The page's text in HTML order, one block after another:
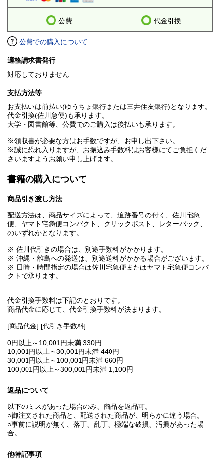
公費 代金引換
公費での購入について
適格請求書発行
対応しておりません
支払方法等
お支払いは前払い(ゆうちょ銀行または三井住友銀行)となります。
代金引換(佐川急便)も承ります。
大学・図書館等、公費でのご購入は後払いも承ります。
※領収書が必要な方はお手数ですが、お申し出下さい。
※誠に恐れ入りますが、お振込み手数料はお客様にてご負担くだ
さいますようお願い申し上げます。
書籍の購入について
商品引き渡し方法
配送方法は、商品サイズによって、追跡番号の付く、佐川宅急
便、ヤマト宅急便コンパクト、クリックポスト、レターパック、
のいずれかとなります。
※ 佐川代引きの場合は、別途手数料がかかります。
※ 沖縄・離島への発送は、別途送料がかかる場合がございます。
※ 日時・時間指定の場合は佐川宅急便またはヤマト宅急便コンパ
クトで承ります。
代金引換手数料は下記のとおりです。
商品代金に応じて、代金引換手数料が決まります。
[商品代金] [代引き手数料]
0円以上～10,001円未満 330円
10,001円以上～30,001円未満 440円
30,001円以上～100,001円未満 660円
100,001円以上～300,001円未満 1,100円
返品について
以下のミスがあった場合のみ、商品を返品可。
○御注文された商品と、配送された商品が、明らかに違う場合。
○事前に説明が無く、落丁、乱丁、極端な破損、汚損があった場
合。
他特記事項